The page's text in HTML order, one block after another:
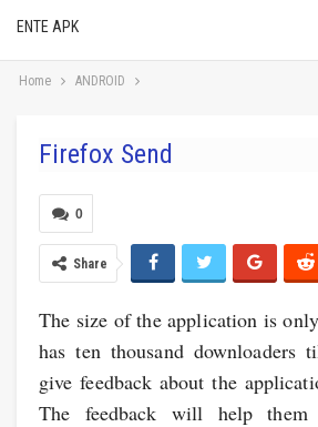
ENTE APK
Home ANDROID
Firefox Send
0
Share
The size of the application is
has ten thousand downloaders
give feedback about the
The feedback will help